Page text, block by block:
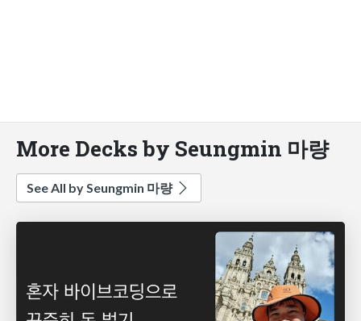
More Decks by Seungmin 마량
See All by Seungmin 마량